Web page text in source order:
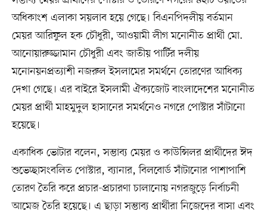
অধিকাংশ এলাকা সয়লাব হয়ে গেছে। বিএনপিদলীয় বর্তমান
মেয়র আরিফুল হক চৌধুরী, আওয়ামী লীগ মনোনীত প্রার্থী মো.
আনোয়ারুজ্জামান চৌধুরী এবং জাতীয় পার্টির দলীয়
মনোনয়নপ্রত্যাশী নজরুল ইসলামের সমর্থনে তোরণের আধিক্য
দেখা গেছে। এর বাইরে ইসলামী ঐক্যজোট বাংলাদেশের মনোনীত
মেয়র প্রার্থী মাহমুদুল হাসানের সমর্থনেও নগরে পোস্টার সাঁটানো
হয়েছে।
একাধিক ভোটার বলেন, সম্ভাব্য মেয়র ও কাউন্সিলর প্রার্থীদের ঈদ
শুভেচ্ছাসংবলিত পোস্টার, ব্যানার, বিলবোর্ড সাঁটানোর পাশাপাশি
তোরণ তৈরি করে প্রচার-প্রচারণা চালানোয় নগরজুড়ে নির্বাচনী
আমেজ তৈরি হয়েছে। এ ছাড়া সম্ভাব্য প্রার্থীরা নিজেদের বাসা এবং